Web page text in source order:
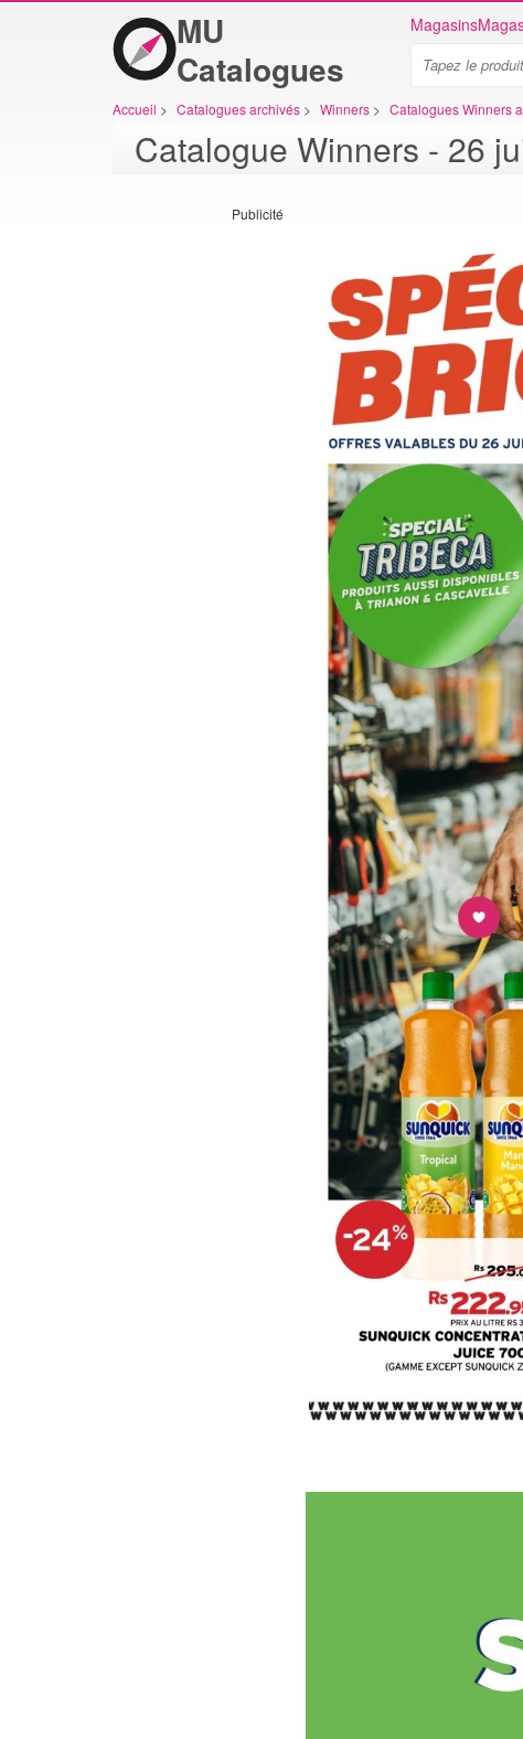
MU
Catalogues
Magasins
Accueil > Catalogues archivés > Winners > Catalogues Winners
Catalogue Winners - 26
Publicité